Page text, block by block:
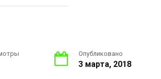
Опубликовано
3 марта, 2018